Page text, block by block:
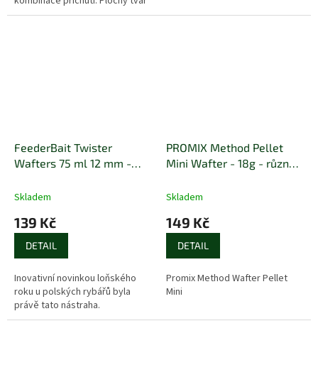
pomáhá odlehčit návnadu bez
FeederBait Twister
Wafters 75 ml 12 mm -
Skladem
139 Kč
DETAIL
Inovativní novinkou loňského
roku u polských rybářů byla
právě tato nástraha.
PROMIX Method Pellet
Mini Wafter - 18g - různé
Skladem
149 Kč
DETAIL
Promix Method Wafter Pellet
Mini